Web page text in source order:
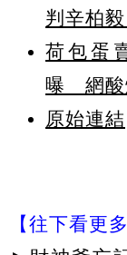
判辛柏
荷包蛋
曝 網酸
原始連結
【往下看更多